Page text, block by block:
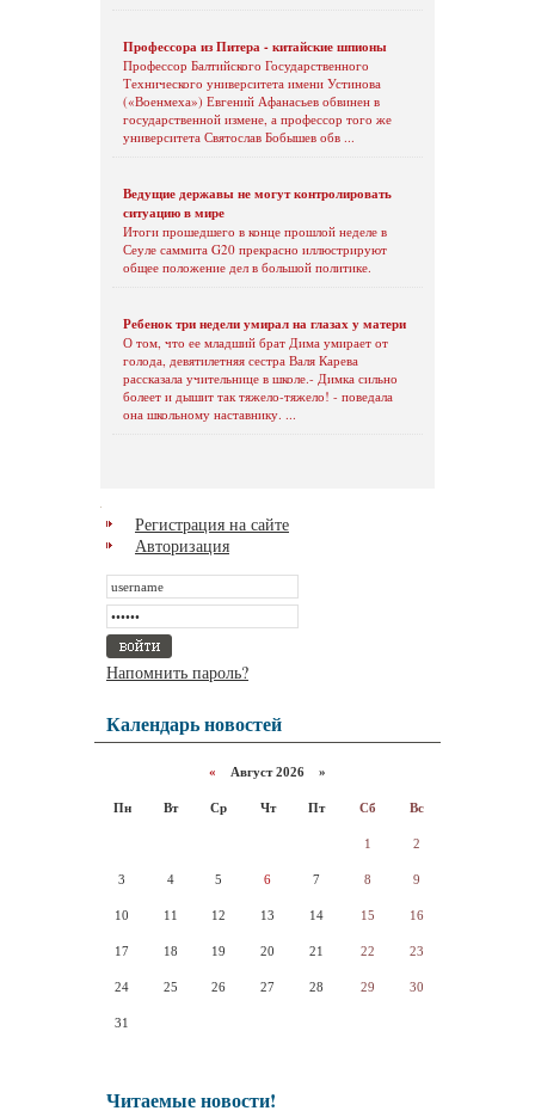
Профессора из Питера - китайские шпионы
Профессор Балтийского Государственного
Технического университета имени Устинова
(«Военмеха») Евгений Афанасьев обвинен в
государственной измене, а профессор того же
университета Святослав Бобышев обв ...
Ведущие державы не могут контролировать
ситуацию в мире
Итоги прошедшего в конце прошлой неделе в
Сеуле саммита G20 прекрасно иллюстрируют
общее положение дел в большой политике.
Ребенок три недели умирал на глазах у матери
О том, что ее младший брат Дима умирает от
голода, девятилетняя сестра Валя Карева
рассказала учительнице в школе.- Димка сильно
болеет и дышит так тяжело-тяжело! - поведала
она школьному наставнику. ...
Регистрация на сайте
Авторизация
Напомнить пароль?
Календарь новостей
« Август 2026 »
Пн Вт Ср Чт Пт Сб Вс
1 2
3 4 5 6 7 8 9
10 11 12 13 14 15 16
17 18 19 20 21 22 23
24 25 26 27 28 29 30
31
Читаемые новости!